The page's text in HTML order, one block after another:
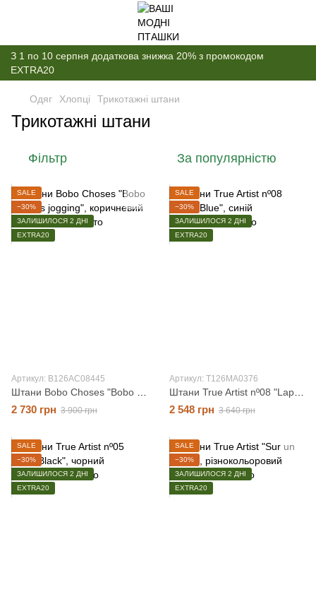
З 1 по 10 серпня додаткова знижка 20% з промокодом
EXTRA20
Одяг Хлопці Трикотажні штани
Трикотажні штани
Фільтр За популярністю
SALE
−30%
ЗАЛИШИЛОСЯ 2 ДНІ
EXTRA20
Артикул: B126AC08445
2 730 грн 3 900 грн
SALE
−30%
ЗАЛИШИЛОСЯ 2 ДНІ
EXTRA20
Артикул: T126MA0376
2 548 грн 3 640 грн
SALE
−30%
ЗАЛИШИЛОСЯ 2 ДНІ
EXTRA20
SALE
−30%
ЗАЛИШИЛОСЯ 2 ДНІ
EXTRA20